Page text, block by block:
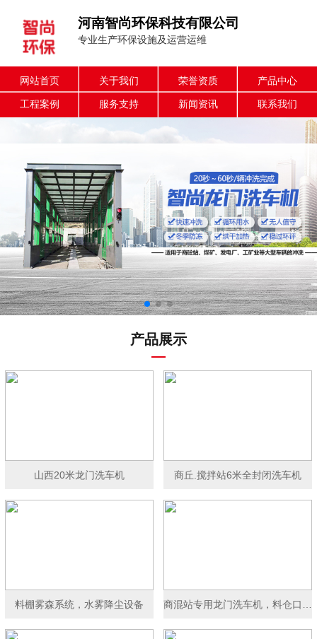
河南智尚环保科技有限公司
专业生产环保设施及运营运维
网站首页 关于我们 荣誉资质 产品中心
工程案例 服务支持 新闻资讯 联系我们
产品展示
山西20米龙门洗车机 商丘.搅拌站6米全封闭洗车机
料棚雾森系统，水雾降尘设备 商混站专用龙门洗车机，料仓口洗车机